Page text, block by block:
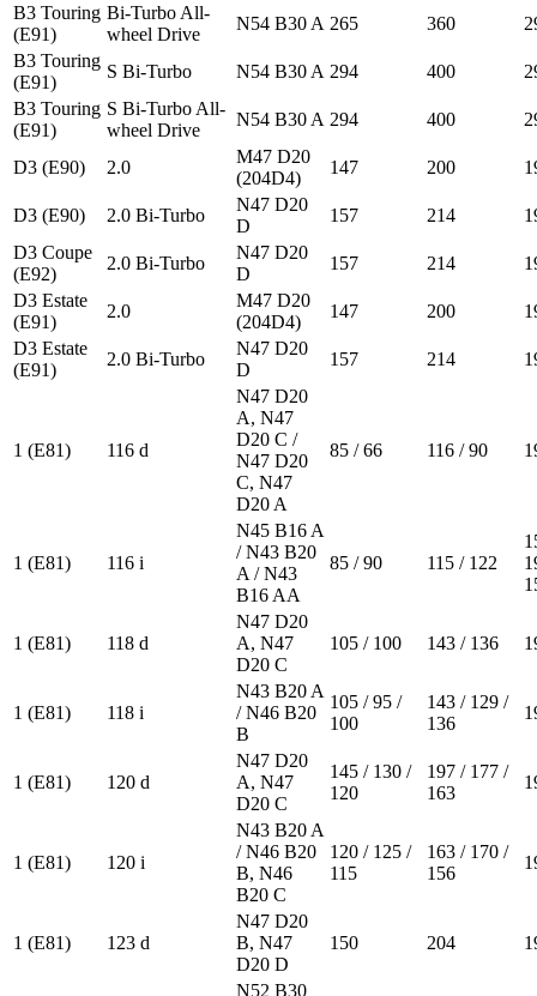
B3 Touring
(E91)
Bi-Turbo All-
wheel Drive
N54 B30 A 265 360
B3 Touring
(E91)
S Bi-Turbo N54 B30 A 294 400
B3 Touring
(E91)
S Bi-Turbo All-
wheel Drive
N54 B30 A 294 400
D3 (E90) 2.0
M47 D20
(204D4)
147 200
D3 (E90) 2.0 Bi-Turbo
N47 D20
D
157 214
D3 Coupe
(E92)
2.0 Bi-Turbo
N47 D20
D
157 214
D3 Estate
(E91)
2.0
M47 D20
(204D4)
147 200
D3 Estate
(E91)
2.0 Bi-Turbo
N47 D20
D
157 214
1 (E81) 116 d
N47 D20
A, N47
D20 C /
N47 D20
C, N47
D20 A
85 / 66 116 / 90
1 (E81) 116 i
N45 B16 A
/ N43 B20
A / N43
B16 AA
85 / 90 115 / 122
1 (E81) 118 d
N47 D20
A, N47
D20 C
105 / 100 143 / 136
1 (E81) 118 i
N43 B20 A
/ N46 B20
B
105 / 95 /
100
143 / 129 /
136
1 (E81) 120 d
N47 D20
A, N47
D20 C
145 / 130 /
120
197 / 177 /
163
1 (E81) 120 i
N43 B20 A
/ N46 B20
B, N46
B20 C
120 / 125 /
115
163 / 170 /
156
1 (E81) 123 d
N47 D20
B, N47
D20 D
150 204
N52 B30